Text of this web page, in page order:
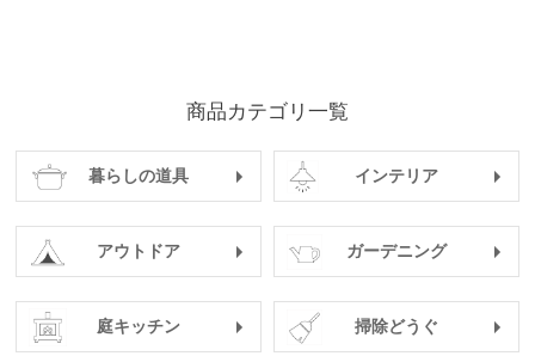
商品カテゴリ一覧
暮らしの道具 インテリア
アウトドア ガーデニング
庭キッチン 掃除どうぐ